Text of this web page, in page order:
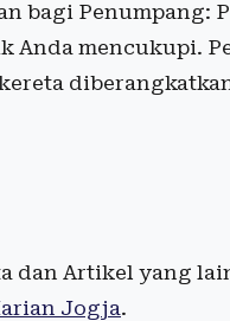
bagi Penumpang:
Anda mencukupi.
dan Artikel yang
Jogja.